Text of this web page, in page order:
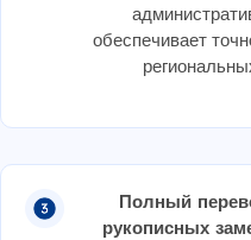
обеспечивает
Полный
рукописных